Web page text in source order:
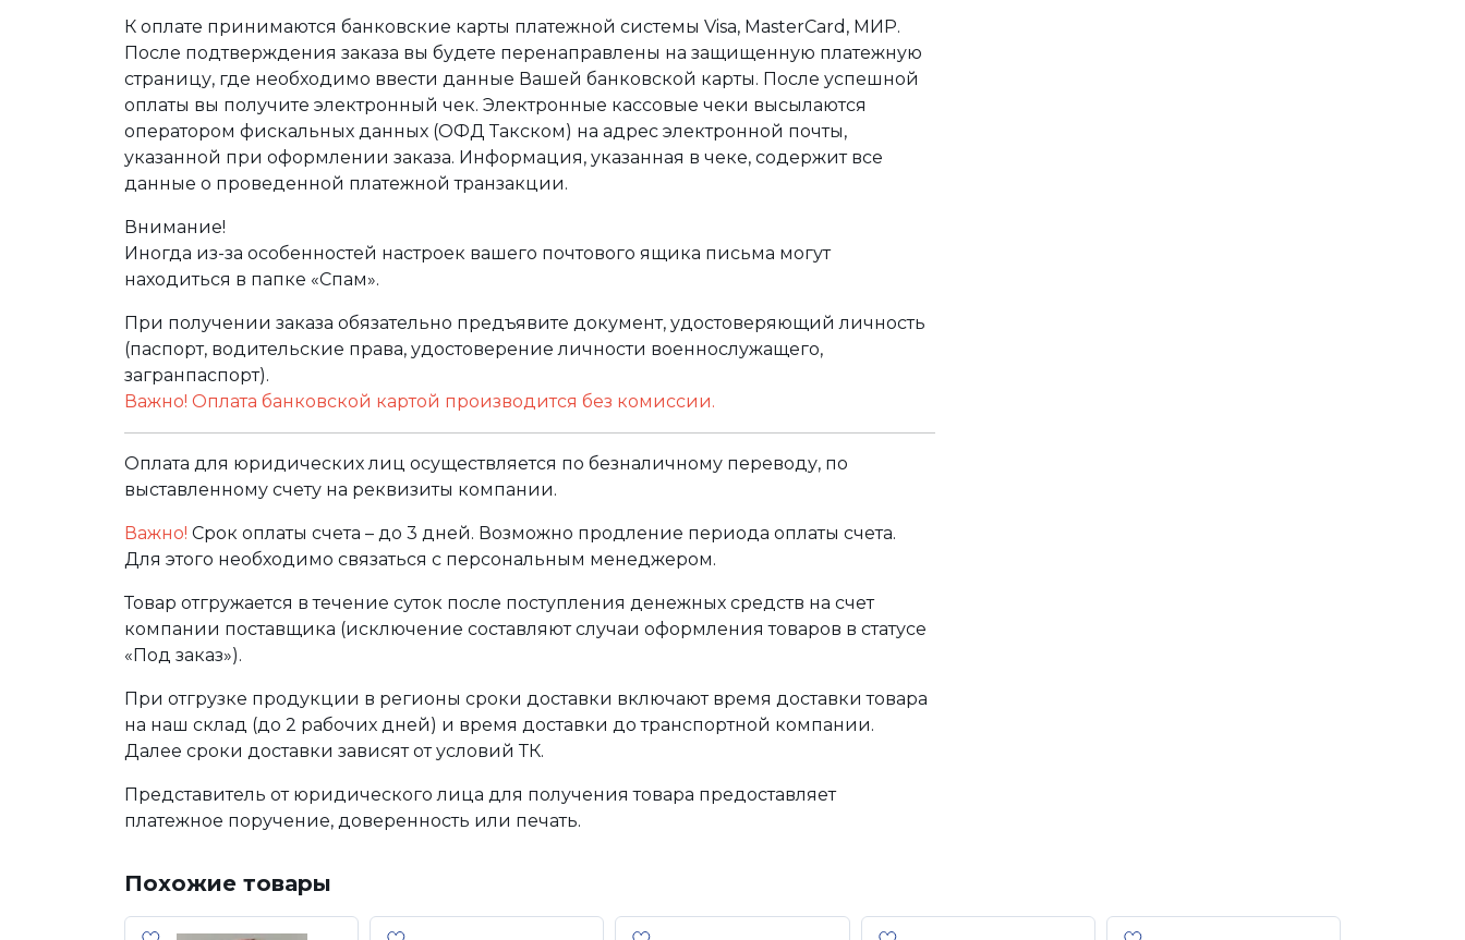
К оплате принимаются банковские карты платежной системы Visa, MasterCard, МИР.
После подтверждения заказа вы будете перенаправлены на защищенную платежную
страницу, где необходимо ввести данные Вашей банковской карты. После успешной
оплаты вы получите электронный чек. Электронные кассовые чеки высылаются
оператором фискальных данных (ОФД Такском) на адрес электронной почты,
указанной при оформлении заказа. Информация, указанная в чеке, содержит все
данные о проведенной платежной транзакции.
Внимание!
Иногда из-за особенностей настроек вашего почтового ящика письма могут
находиться в папке «Спам».
При получении заказа обязательно предъявите документ, удостоверяющий личность
(паспорт, водительские права, удостоверение личности военнослужащего,
загранпаспорт).
Важно! Оплата банковской картой производится без комиссии.
Оплата для юридических лиц осуществляется по безналичному переводу, по
выставленному счету на реквизиты компании.
Важно! Срок оплаты счета – до 3 дней. Возможно продление периода оплаты счета.
Для этого необходимо связаться с персональным менеджером.
Товар отгружается в течение суток после поступления денежных средств на счет
компании поставщика (исключение составляют случаи оформления товаров в статусе
«Под заказ»).
При отгрузке продукции в регионы сроки доставки включают время доставки товара
на наш склад (до 2 рабочих дней) и время доставки до транспортной компании.
Далее сроки доставки зависят от условий ТК.
Представитель от юридического лица для получения товара предоставляет
платежное поручение, доверенность или печать.
Похожие товары